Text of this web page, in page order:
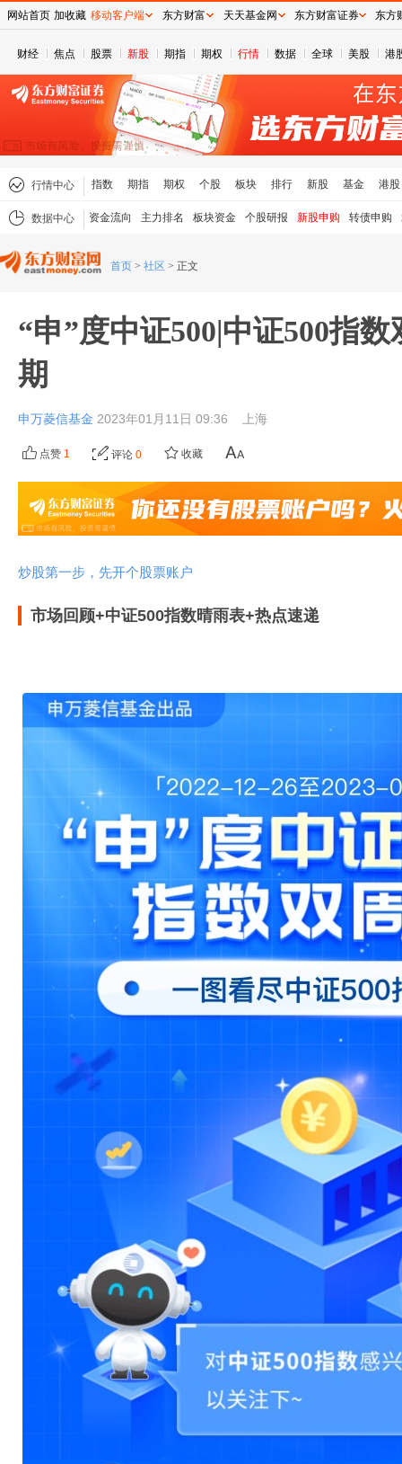
财经 焦点 股票 新股 期指 期权 行情 数据 全球 美股 港
行情中心 指数 期指 期权 个股 板块 排行 新股 基金 港股
数据中心 资金流向 主力排名 板块资金 个股研报 新股申购 转债申购
首页 > 社区 > 正文
“申”度中证500|中证500指
期
申万菱信基金 2023年01月11日 09:36 上海
点赞 1 评论 0 收藏
炒股第一步，先开个股票账户
市场回顾+中证500指数晴雨表+热点速递
网站首页 加收藏 移动客户端 东方财富 天天基金网 东方财富证券 东方